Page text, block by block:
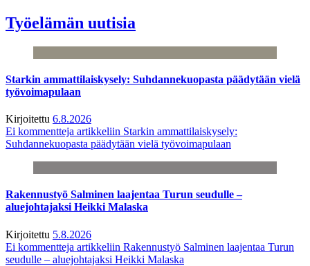
Työelämän uutisia
Starkin ammattilaiskysely: Suhdannekuopasta päädytään vielä
työvoimapulaan
Kirjoitettu 6.8.2026
Ei kommentteja artikkeliin Starkin ammattilaiskysely:
Suhdannekuopasta päädytään vielä työvoimapulaan
Rakennustyö Salminen laajentaa Turun seudulle –
aluejohtajaksi Heikki Malaska
Kirjoitettu 5.8.2026
Ei kommentteja artikkeliin Rakennustyö Salminen laajentaa Turun
seudulle – aluejohtajaksi Heikki Malaska